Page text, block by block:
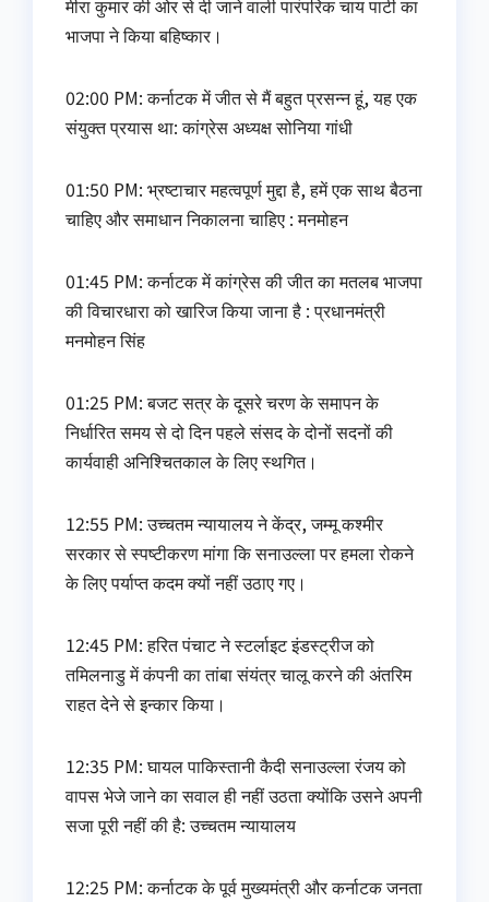
मीरा कुमार की ओर से दी जाने वाली पारंपरिक चाय पार्टी का
भाजपा ने किया बहिष्कार।
02:00 PM: कर्नाटक में जीत से मैं बहुत प्रसन्न हूं, यह एक
संयुक्त प्रयास था: कांग्रेस अध्यक्ष सोनिया गांधी
01:50 PM: भ्रष्टाचार महत्वपूर्ण मुद्दा है, हमें एक साथ बैठना
चाहिए और समाधान निकालना चाहिए : मनमोहन
01:45 PM: कर्नाटक में कांग्रेस की जीत का मतलब भाजपा
की विचारधारा को खारिज किया जाना है : प्रधानमंत्री
मनमोहन सिंह
01:25 PM: बजट सत्र के दूसरे चरण के समापन के
निर्धारित समय से दो दिन पहले संसद के दोनों सदनों की
कार्यवाही अनिश्चितकाल के लिए स्थगित।
12:55 PM: उच्चतम न्यायालय ने केंद्र, जम्मू कश्मीर
सरकार से स्पष्टीकरण मांगा कि सनाउल्ला पर हमला रोकने
के लिए पर्याप्त कदम क्यों नहीं उठाए गए।
12:45 PM: हरित पंचाट ने स्टर्लाइट इंडस्ट्रीज को
तमिलनाडु में कंपनी का तांबा संयंत्र चालू करने की अंतरिम
राहत देने से इन्कार किया।
12:35 PM: घायल पाकिस्तानी कैदी सनाउल्ला रंजय को
वापस भेजे जाने का सवाल ही नहीं उठता क्योंकि उसने अपनी
सजा पूरी नहीं की है: उच्चतम न्यायालय
12:25 PM: कर्नाटक के पूर्व मुख्यमंत्री और कर्नाटक जनता